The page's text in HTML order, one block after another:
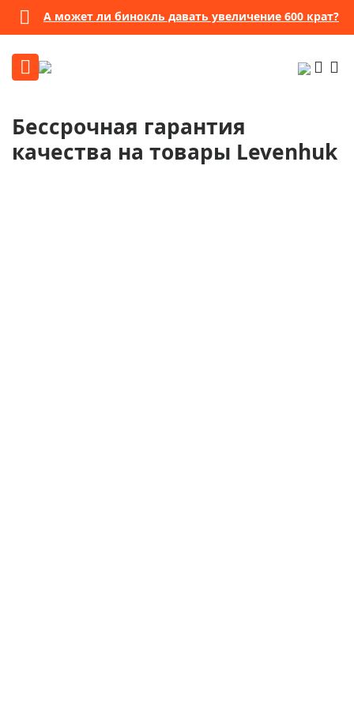
А может ли бинокль давать увеличение 600 крат?
Бессрочная гарантия
качества на товары Levenhuk